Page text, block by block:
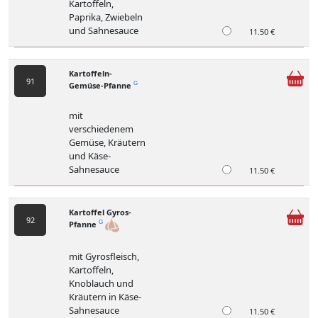
Kartoffeln,
Paprika, Zwiebeln
und Sahnesauce
11.50 €
91
Kartoffeln-
Gemüse-Pfanne G
mit
verschiedenem
Gemüse, Kräutern
und Käse-
Sahnesauce
11.50 €
92
Kartoffel Gyros-
Pfanne G
mit Gyrosfleisch,
Kartoffeln,
Knoblauch und
Kräutern in Käse-
Sahnesauce
11.50 €